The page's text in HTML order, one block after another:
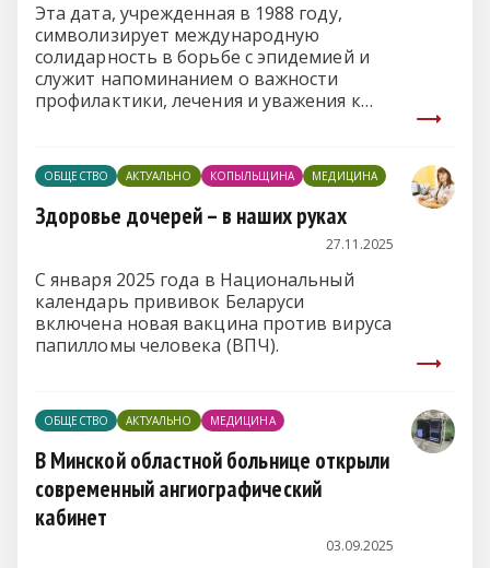
Эта дата, учрежденная в 1988 году,
символизирует международную
солидарность в борьбе с эпидемией и
служит напоминанием о важности
профилактики, лечения и уважения к
ОБЩЕСТВО АКТУАЛЬНО КОПЫЛЬЩИНА МЕДИЦИНА
Здоровье дочерей – в наших руках
27.11.2025
С января 2025 года в Национальный
календарь прививок Беларуси
включена новая вакцина против вируса
папилломы человека (ВПЧ).
ОБЩЕСТВО АКТУАЛЬНО МЕДИЦИНА
В Минской областной больнице открыли
современный ангиографический
кабинет
03.09.2025